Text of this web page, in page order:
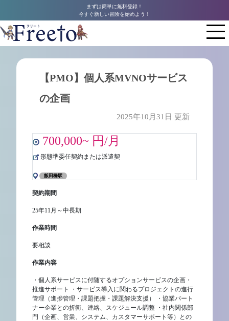
まずは簡単に無料登録！
今すぐ新しい冒険を始めよう！
【PMO】個人系MVNOサービス
の企画
2025年10月31日 更新
700,000~ 円/月
形態準委任契約または派遣契
飯田橋駅
契約期間
25年11月～中長期
作業時間
要相談
作業内容
・個人系サービスに付随するオプションサービスの企画・
推進サポート ・サービス導入に関わるプロジェクトの進行
管理（進捗管理・課題把握・課題解決支援） ・協業パート
ナー企業との折衝、連絡、スケジュール調整 ・社内関係部
門（企画、営業、システム、カスタマーサポート等）との